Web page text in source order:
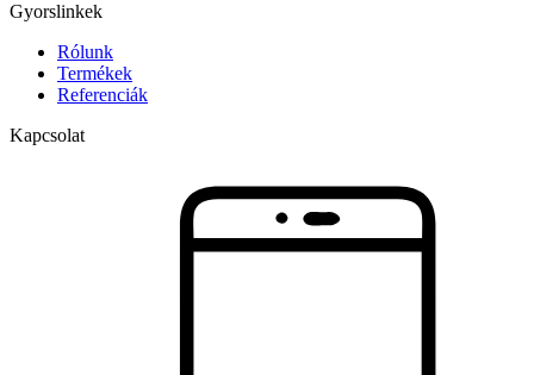
Gyorslinkek
Rólunk
Termékek
Referenciák
Kapcsolat